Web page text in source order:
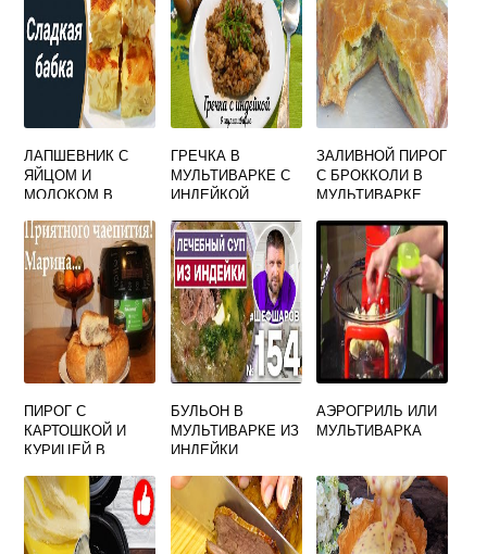
ЛАПШЕВНИК С
ЯЙЦОМ И
МОЛОКОМ В
ГРЕЧКА В
МУЛЬТИВАРКЕ С
ИНДЕЙКОЙ
ЗАЛИВНОЙ ПИРОГ
С БРОККОЛИ В
МУЛЬТИВАРКЕ
ПИРОГ С
КАРТОШКОЙ И
КУРИЦЕЙ В
БУЛЬОН В
МУЛЬТИВАРКЕ ИЗ
ИНДЕЙКИ
АЭРОГРИЛЬ ИЛИ
МУЛЬТИВАРКА